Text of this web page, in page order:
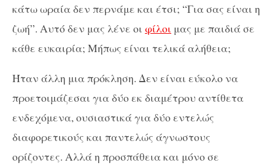
κάτω ωραία δεν περνάμε και έτσι; “Για σας είναι η
ζωή”. Αυτό δεν μας λένε οι φίλοι μας με παιδιά σε
κάθε ευκαιρία; Μήπως είναι τελικά αλήθεια;
Ήταν άλλη μια πρόκληση. Δεν είναι εύκολο να
προετοιμάζεσαι για δύο εκ διαμέτρου αντίθετα
ενδεχόμενα, ουσιαστικά για δύο εντελώς
διαφορετικούς και παντελώς άγνωστους
ορίζοντες. Αλλά η προσπάθεια και μόνο σε